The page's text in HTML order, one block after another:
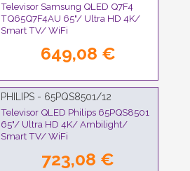
Televisor Samsung QLED Q7F4
TQ65Q7F4AU 65"/ Ultra HD 4K/
Smart TV/ WiFi
649,08 €
PHILIPS - 65PQS8501/12
Televisor QLED Philips 65PQS8501
65"/ Ultra HD 4K/ Ambilight/
Smart TV/ WiFi
723,08 €